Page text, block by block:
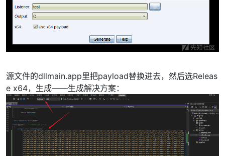
源文件的dllmain.app里把payload替换进去，然后选Releas
e x64，生成——生成解决方案：